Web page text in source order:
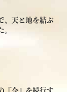
、天と地を結ぶ
。
『今』を続行す